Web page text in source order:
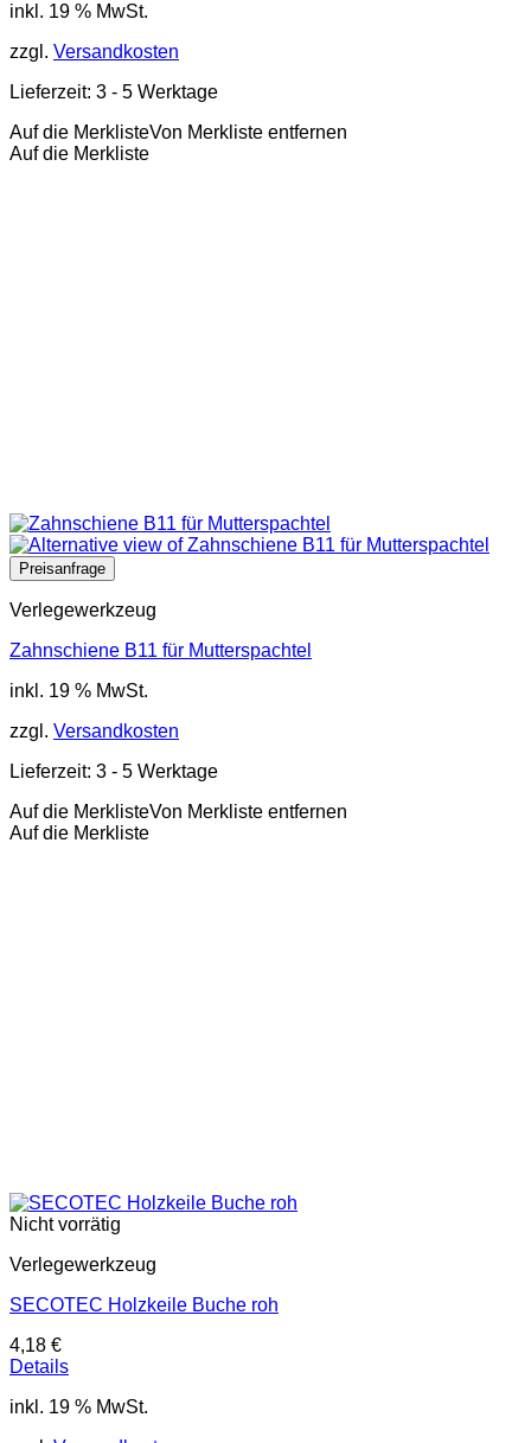
inkl. 19 % MwSt.
zzgl. Versandkosten
Lieferzeit: 3 - 5 Werktage
Auf die MerklisteVon Merkliste entfernen
Auf die Merkliste
Verlegewerkzeug
Zahnschiene B11 für Mutterspachtel
inkl. 19 % MwSt.
zzgl. Versandkosten
Lieferzeit: 3 - 5 Werktage
Auf die MerklisteVon Merkliste entfernen
Auf die Merkliste
Nicht vorrätig
Verlegewerkzeug
SECOTEC Holzkeile Buche roh
4,18 €
Details
inkl. 19 % MwSt.